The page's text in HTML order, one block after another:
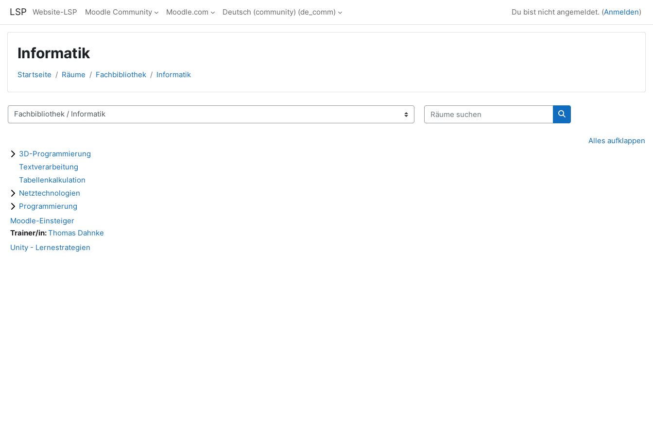
LSP Website-LSP Moodle Community Moodle.com Deutsch (community) ‎(de_comm)‎ Du bist nicht angemeldet. (Anmelden)
Informatik
Startseite Räume Fachbibliothek Informatik
Raumbereiche
Räume suchen
Räume suchen
Alles aufklappen
3D-Programmierung
Textverarbeitung
Tabellenkalkulation
Netztechnologien
Programmierung
Moodle-Einsteiger
Trainer/in:Thomas Dahnke
Unity - Lernestrategien